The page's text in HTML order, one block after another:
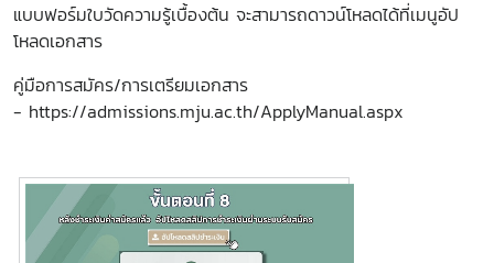
แบบฟอร์มใบวัดความรู้เบื้องต้น จะสามารถดาวน์โหลดได้ที่เมนูอัป
โหลดเอกสาร
คู่มือการสมัคร/การเตรียมเอกสาร
- https://admissions.mju.ac.th/ApplyManual.aspx